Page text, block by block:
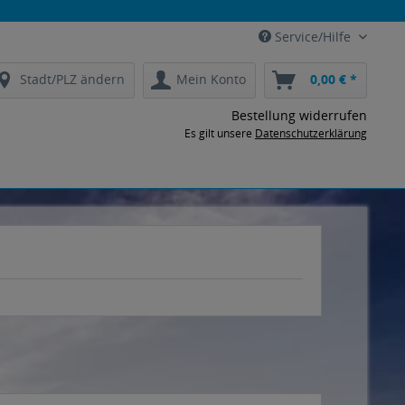
Service/Hilfe
Stadt/PLZ ändern Mein Konto 0,00 € *
Bestellung widerrufen
Es gilt unsere Datenschutzerklärung